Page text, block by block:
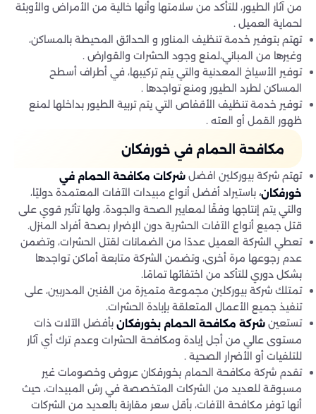
من آثار الطيور، للتأكد من سلامتها وأنها خالية من الأمراض والأوبئة
لحماية العميل .
تهتم بتوفير خدمة تنظيف المناور و الحدائق المحيطة بالمساكن،
وغيرها من المباني،لمنع وجود الحشرات والقوارض .
توفير الأسياخ المعدنية والتي يتم تركيبها، في أطراف أسطح
المساكن لطرد الطيور ومنع تواجدها .
توفير خدمة تنظيف الأقفاص التي يتم تربية الطيور بداخلها لمنع
ظهور القمل أو العته .
مكافحة الحمام في خورفكان
تهتم شركة بيوركلين افضل شركات مكافحة الحمام في
خورفكان، باستيراد أفضل أنواع مبيدات الآفات المعتمدة دوليًا،
والتي يتم إنتاجها وفقًا لمعايير الصحة والجودة، ولها تأثير قوي على
قتل جميع أنواع الآفات الحشرية دون الإضرار بصحة أفراد المنزل.
تعطي الشركة العميل عددًا من الضمانات لقتل الحشرات، وتضمن
عدم رجوعها مرة أخرى، وتضمن الشركة متابعة أماكن تواجدها
بشكل دوري للتأكد من اختفائها تمامًا.
تمتلك شركة بيوركلين مجموعة متميزة من الفنين المدربين، على
تنفيذ جميع الأعمال المتعلقة بإبادة الحشرات.
تستعين شركة مكافحة الحمام بخورفكان بأفضل الآلات ذات
مستوى عالي من أجل إبادة ومكافحة الحشرات وعدم ترك أي آثار
للتلفيات أو الأضرار الصحية .
تقدم شركة مكافحة الحمام بخورفكان عروض وخصومات غير
مسبوقة للعديد من الشركات المتخصصة في رش المبيدات، حيث
أنها توفر مكافحة الآفات، بأقل سعر مقارنة بالعديد من الشركات